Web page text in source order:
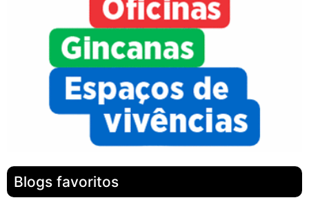
Blogs favoritos